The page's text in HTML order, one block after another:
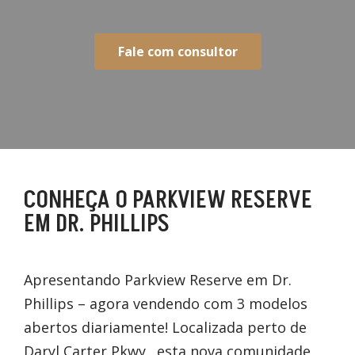
Fale com consultor
CONHEÇA O PARKVIEW RESERVE
EM DR. PHILLIPS
Apresentando Parkview Reserve em Dr.
Phillips – agora vendendo com 3 modelos
abertos diariamente! Localizada perto de
Daryl Carter Pkwy., esta nova comunidade